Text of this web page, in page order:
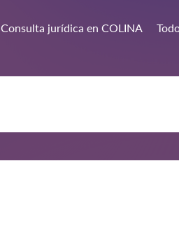
Consulta jurídica en COLINA